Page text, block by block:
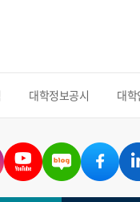
대학정보공시 대